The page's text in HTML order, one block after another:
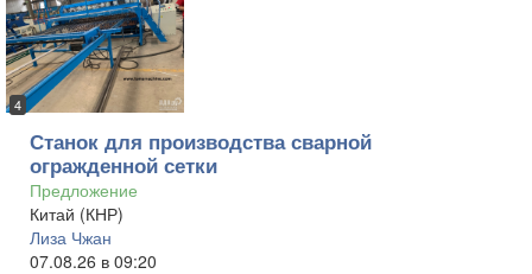
4
Станок для производства сварной
огражденной сетки
Предложение
Китай (КНР)
Лиза Чжан
07.08.26 в 09:20